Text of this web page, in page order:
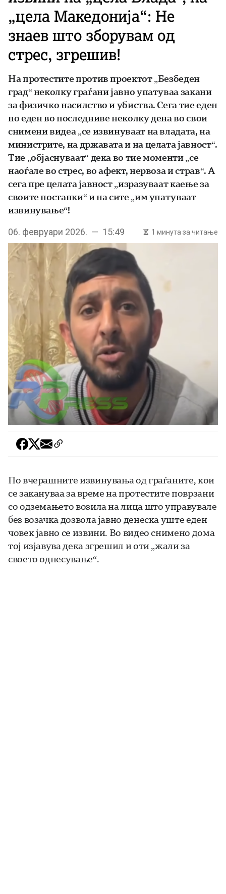
„цела Македонија“: Не
знаев што зборувам од
стрес, згрешив!
На протестите против проектот „Безбеден
град“ неколку граѓани јавно упатуваа закани
за физичко насилство и убиства. Сега тие еден
по еден во последниве неколку дена во свои
снимени видеа „се извинуваат на владата, на
министрите, на државата и на целата јавност“.
Тие „објаснуваат“ дека во тие моменти „се
наоѓале во стрес, во афект, нервоза и страв“. А
сега пре целата јавност „изразуваат каење за
своите постапки“ и на сите „им упатуваат
извинување“!
06. февруари 2026. — 15:49 1 минута за читање
По вчерашните извинувања од граѓаните, кои
се закануваа за време на протестите поврзани
со одземањето возила на лица што управувале
без возачка дозвола јавно денеска уште еден
човек јавно се извини. Во видео снимено дома
тој изјавува дека згрешил и оти „жали за
своето однесување“.